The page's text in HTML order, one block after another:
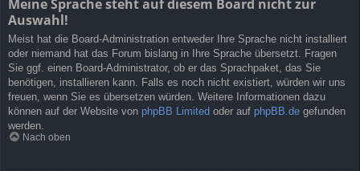
Meine Sprache steht auf diesem Board nicht zur
Auswahl!
Meist hat die Board-Administration entweder Ihre Sprache nicht installiert
oder niemand hat das Forum bislang in Ihre Sprache übersetzt. Fragen
Sie ggf. einen Board-Administrator, ob er das Sprachpaket, das Sie
benötigen, installieren kann. Falls es noch nicht existiert, würden wir uns
freuen, wenn Sie es übersetzen würden. Weitere Informationen dazu
können auf der Website von phpBB Limited oder auf phpBB.de gefunden
werden.
Nach oben